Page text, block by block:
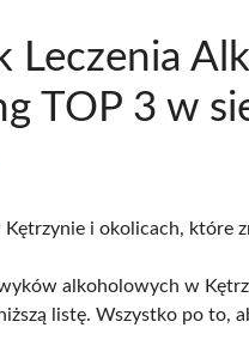
Leczenia
TOP 3 w
i okolicach, które
alkoholowych w
listę. Wszystko po to,